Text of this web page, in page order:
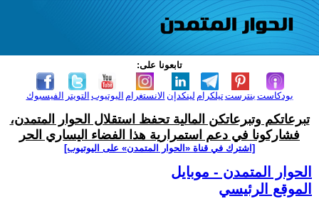
تابعونا على:
الفيسبوك التويتر اليوتيوب الانستغرام لينكدإن تيلكرامبنترست بودكاست
تبرعاتكم وتبرعاتكن المالية تحفظ استقلال الحوار المتمدن،
فشاركونا في دعم استمرارية هذا الفضاء اليساري الحر
[اشترك في قناة ‫«الحوار المتمدن» على اليوتيوب]
الحوار المتمدن - موبايل
الموقع الرئيسي